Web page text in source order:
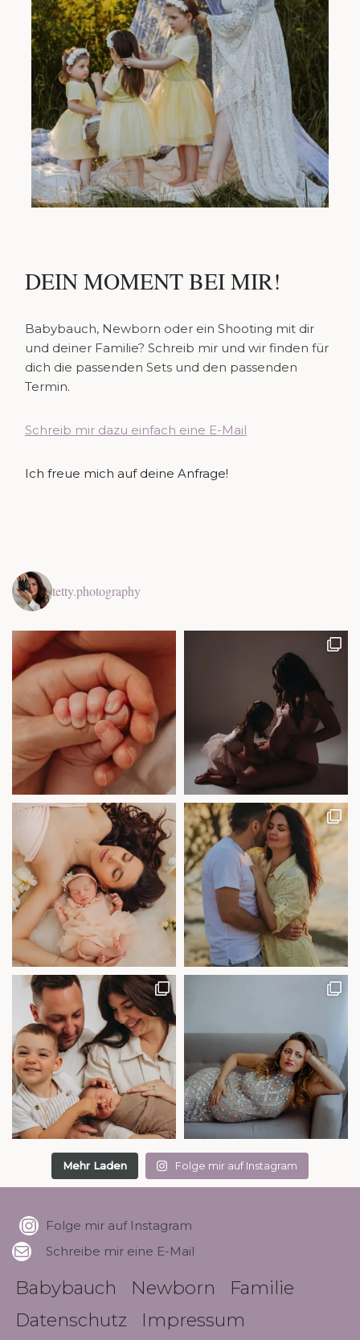
DEIN MOMENT BEI MIR!
Babybauch, Newborn oder ein Shooting mit dir
und deiner Familie? Schreib mir und wir finden für
dich die passenden Sets und den passenden
Termin.
Schreib mir dazu einfach eine E-Mail
Ich freue mich auf deine Anfrage!
tetty.photography
Mehr Laden Folge mir auf Instagram
Folge mir auf Instagram
Schreibe mir eine E-Mail
Babybauch Newborn
Familie
Datenschutz
Impressum